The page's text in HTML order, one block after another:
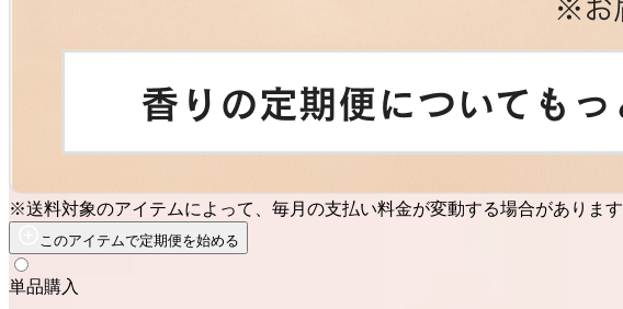
※送料対象のアイテムによって、毎月の支払い料金が変動する場合があります
このアイテムで定期便を始める
単品購入